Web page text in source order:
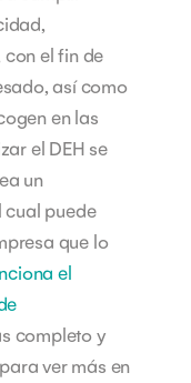
el fin de
así como
en las
el DEH se
un
puede
que lo
el
completo y
para ver más en